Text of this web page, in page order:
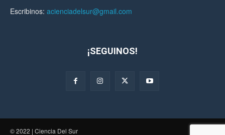
Escribinos: acienciadelsur@gmail.com
¡SEGUINOS!
© 2022 | Ciencia Del Sur